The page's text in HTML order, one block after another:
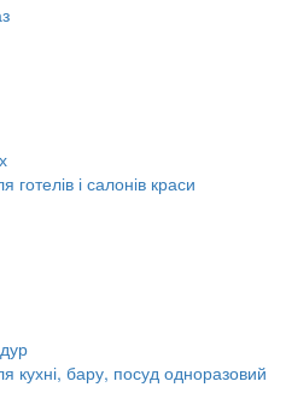
готелів і салонів краси
кухні, бару, посуд одноразовий